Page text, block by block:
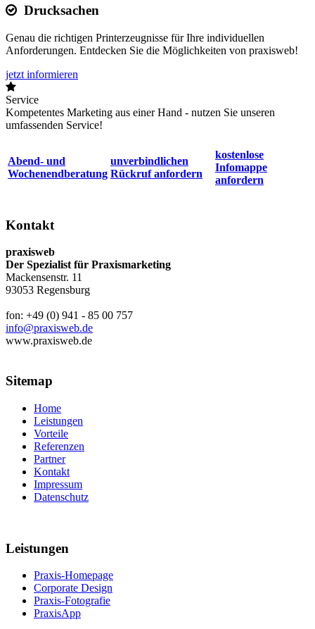
Drucksachen
Genau die richtigen Printerzeugnisse für Ihre individuellen
Anforderungen. Entdecken Sie die Möglichkeiten von praxisweb!
jetzt informieren
Service
Kompetentes Marketing aus einer Hand - nutzen Sie unseren
umfassenden Service!
Abend- und
Wochenendberatung
unverbindlichen
Rückruf anfordern
kostenlose
Infomappe
anfordern
Kontakt
praxisweb
Der Spezialist für Praxismarketing
Mackensenstr. 11
93053 Regensburg
fon: +49 (0) 941 - 85 00 757
info@praxisweb.de
www.praxisweb.de
Sitemap
Home
Leistungen
Vorteile
Referenzen
Partner
Kontakt
Impressum
Datenschutz
Leistungen
Praxis-Homepage
Corporate Design
Praxis-Fotografie
PraxisApp